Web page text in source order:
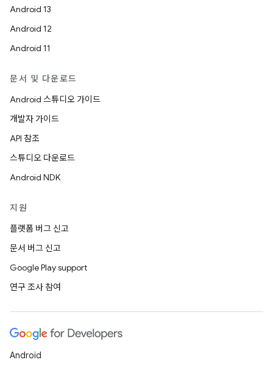
Android 13
Android 12
Android 11
문서 및 다운로드
Android 스튜디오 가이드
개발자 가이드
API 참조
스튜디오 다운로드
Android NDK
지원
플랫폼 버그 신고
문서 버그 신고
Google Play support
연구 조사 참여
Android